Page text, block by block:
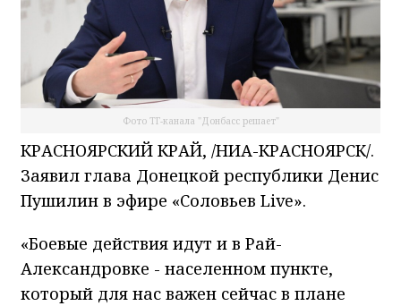
Фото ТГ-канала "Донбасс решает"
КРАСНОЯРСКИЙ КРАЙ, /НИА-КРАСНОЯРСК/.
Заявил глава Донецкой республики Денис
Пушилин в эфире «Соловьев Live».
«Боевые действия идут и в Рай-
Александровке - населенном пункте,
который для нас важен сейчас в плане